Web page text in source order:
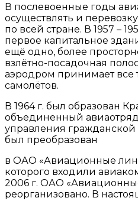
В послевоенные годы
осуществлять и
по всей стране. В 1957 –
первое капитальное
ещё одно, более
взлётно-посадочная
аэродром принимает все
самолётов.
В 1964 г. был образован
объединенный
управления гражданской
был преобразован
в ОАО «Авиационные
которого входили
2006 г. ОАО
реорганизовано. В